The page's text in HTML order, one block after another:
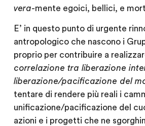
vera-mente egoici, bellici, e
E’ in questo punto di urgente
antropologico che nascono i
proprio per contribuire a
correlazione tra liberazione
liberazione/pacificazione del
tentare di rendere più reali i
unificazione/pacificazione del
azioni e i progetti che ne